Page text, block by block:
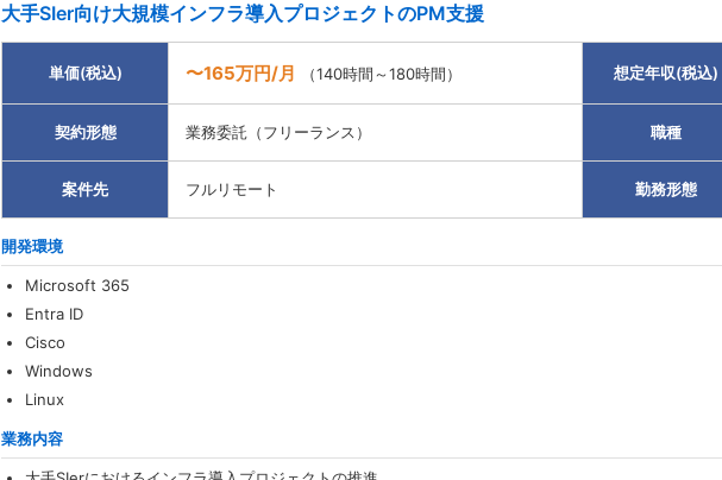
大手SIer向け大規模インフラ導入プロジェクトのPM支援
単価(税込) 〜165万円/月 （140時間～180時間） 想定年収(税込)
契約形態 業務委託（フリーランス） 職種
案件先 フルリモート 勤務形態
開発環境
Microsoft 365
Entra ID
Cisco
Windows
Linux
業務内容